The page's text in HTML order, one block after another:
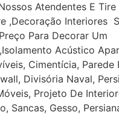
Atendentes E Tire
,Decoração Interiores
Para Decorar Um
Acústico
Cimentícia, Parede
Divisória Naval,
Projeto De
Sancas, Gesso,